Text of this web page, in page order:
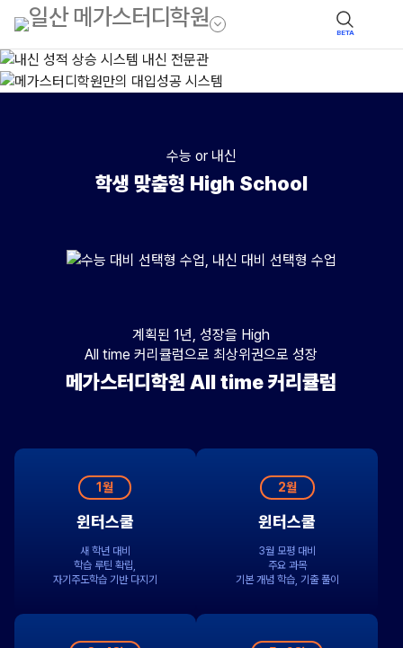
BETA
수능 or 내신
학생 맞춤형 High School
수업 : 내신 대비 선택형 수업(수준별), 대상 : 내신 성적 향상을 희망
계획된 1년, 성장을 High
All time 커리큘럼으로 최상위권으로 성장
메가스터디학원 All time 커리큘럼
1월
윈터스쿨
새 학년 대비
학습 루틴 확립,
자기주도학습 기반 다지기
2월
윈터스쿨
3월 모평 대비
주요 과목
기본 개념 학습, 기출 풀이